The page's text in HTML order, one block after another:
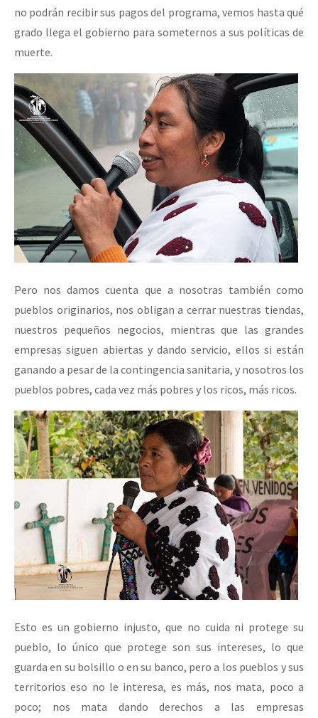
no podrán recibir sus pagos del programa, vemos hasta qué
grado llega el gobierno para someternos a sus políticas de
muerte.
Pero nos damos cuenta que a nosotras también como
pueblos originarios, nos obligan a cerrar nuestras tiendas,
nuestros pequeños negocios, mientras que las grandes
empresas siguen abiertas y dando servicio, ellos si están
ganando a pesar de la contingencia sanitaria, y nosotros los
pueblos pobres, cada vez más pobres y los ricos, más ricos.
Esto es un gobierno injusto, que no cuida ni protege su
pueblo, lo único que protege son sus intereses, lo que
guarda en su bolsillo o en su banco, pero a los pueblos y sus
territorios eso no le interesa, es más, nos mata, poco a
poco; nos mata dando derechos a las empresas